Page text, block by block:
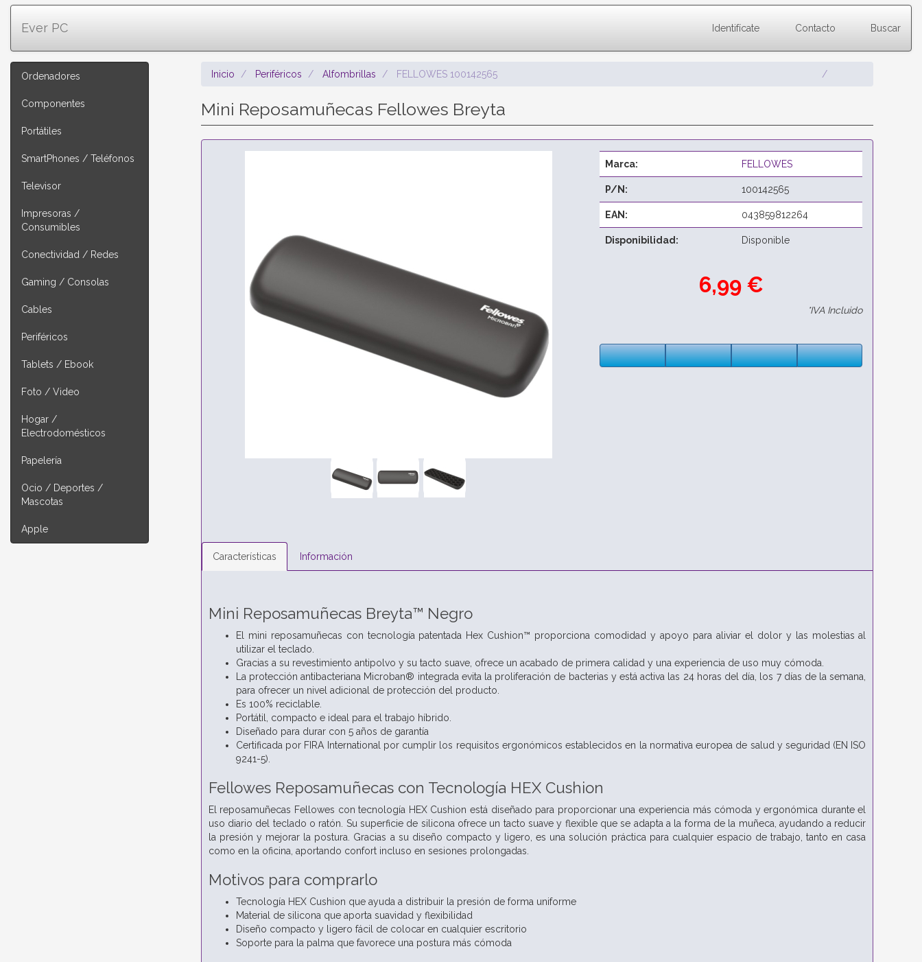
Ever PC Identifícate Contacto Buscar
Ordenadores
Componentes
Portátiles
SmartPhones / Teléfonos
Televisor
Impresoras /
Consumibles
Conectividad / Redes
Gaming / Consolas
Cables
Periféricos
Tablets / Ebook
Foto / Video
Hogar /
Electrodomésticos
Papelería
Ocio / Deportes /
Mascotas
Apple
Inicio Periféricos Alfombrillas FELLOWES 100142565
Mini Reposamuñecas Fellowes Breyta
Marca: FELLOWES
P/N: 100142565
EAN: 043859812264
Disponibilidad: Disponible
6,99 €
*IVA Incluido
Características Información
Mini Reposamuñecas Breyta™ Negro
El mini reposamuñecas con tecnología patentada Hex Cushion™ proporciona comodidad y apoyo para aliviar el dolor y las molestias al
utilizar el teclado.
Gracias a su revestimiento antipolvo y su tacto suave, ofrece un acabado de primera calidad y una experiencia de uso muy cómoda.
La protección antibacteriana Microban® integrada evita la proliferación de bacterias y está activa las 24 horas del día, los 7 días de la semana,
para ofrecer un nivel adicional de protección del producto.
Es 100% reciclable.
Portátil, compacto e ideal para el trabajo híbrido.
Diseñado para durar con 5 años de garantía
Certificada por FIRA International por cumplir los requisitos ergonómicos establecidos en la normativa europea de salud y seguridad (EN ISO
9241-5).
Fellowes Reposamuñecas con Tecnología HEX Cushion
El reposamuñecas Fellowes con tecnología HEX Cushion está diseñado para proporcionar una experiencia más cómoda y ergonómica durante el
uso diario del teclado o ratón. Su superficie de silicona ofrece un tacto suave y flexible que se adapta a la forma de la muñeca, ayudando a reducir
la presión y mejorar la postura. Gracias a su diseño compacto y ligero, es una solución práctica para cualquier espacio de trabajo, tanto en casa
como en la oficina, aportando confort incluso en sesiones prolongadas.
Motivos para comprarlo
Tecnología HEX Cushion que ayuda a distribuir la presión de forma uniforme
Material de silicona que aporta suavidad y flexibilidad
Diseño compacto y ligero fácil de colocar en cualquier escritorio
Soporte para la palma que favorece una postura más cómoda